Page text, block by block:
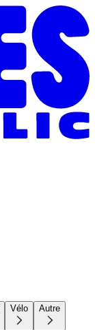
Vélo Autre